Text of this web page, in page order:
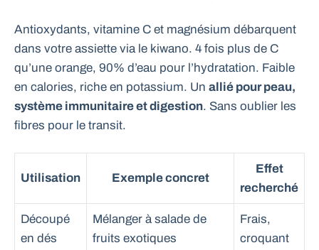
Antioxydants, vitamine C et magnésium débarquent
dans votre assiette via le kiwano. 4 fois plus de C
qu’une orange, 90% d’eau pour l’hydratation. Faible
en calories, riche en potassium. Un allié pour peau,
système immunitaire et digestion. Sans oublier les
fibres pour le transit.
Utilisation Exemple concret
Effet
recherché
Découpé
en dés
Mélanger à salade de
fruits exotiques
Frais,
croquant